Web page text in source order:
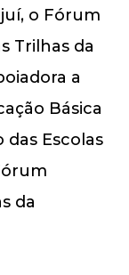
o Fórum
Trilhas da
a
Básica
das Escolas
da